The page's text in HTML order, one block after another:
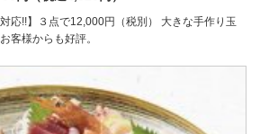
応!!】３点で12,000円（税別） 大きな手作り玉
客様からも好評。